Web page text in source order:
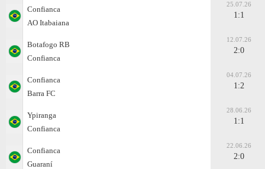
Confianca
AO Itabaiana
25.07.26
1:1
Botafogo RB
Confianca
12.07.26
2:0
Confianca
Barra FC
04.07.26
1:2
Ypiranga
Confianca
28.06.26
1:1
Confianca
Guaraní
22.06.26
2:0